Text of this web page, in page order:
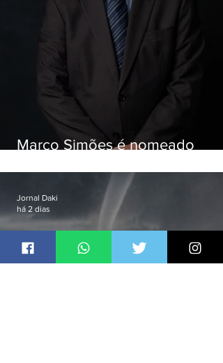
Marco Simões é nomeado
Jornal Daki
há 2 dias